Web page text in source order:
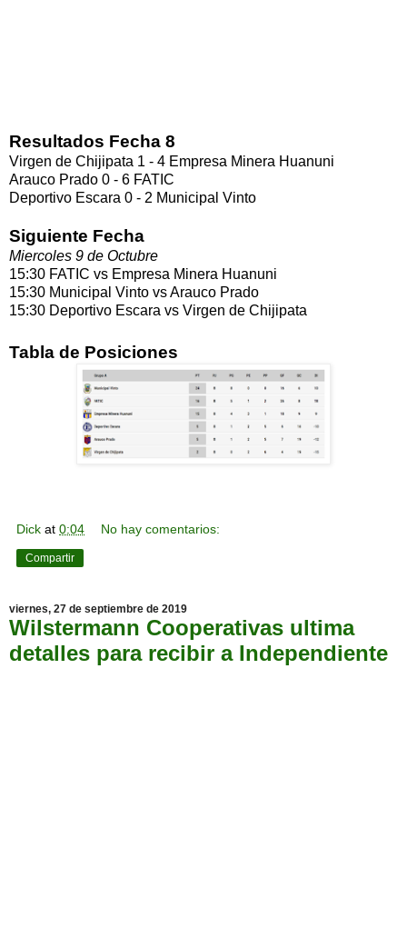
Resultados Fecha 8
Virgen de Chijipata 1 - 4 Empresa Minera Huanuni
Arauco Prado 0 - 6 FATIC
Deportivo Escara 0 - 2 Municipal Vinto
Siguiente Fecha
Miercoles 9 de Octubre
15:30 FATIC vs Empresa Minera Huanuni
15:30 Municipal Vinto vs Arauco Prado
15:30 Deportivo Escara vs Virgen de Chijipata
Tabla de Posiciones
Dick at 0:04 No hay comentarios:
Compartir
viernes, 27 de septiembre de 2019
Wilstermann Cooperativas ultima
detalles para recibir a Independiente